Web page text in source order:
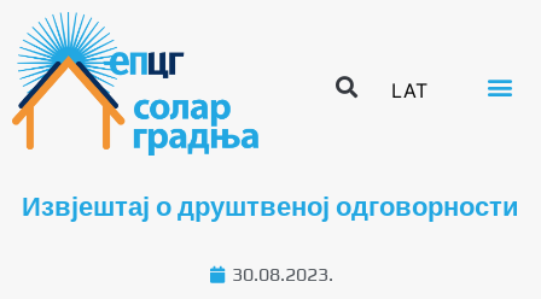
LAT
Извјештај о друштвеној одговорности
30.08.2023.